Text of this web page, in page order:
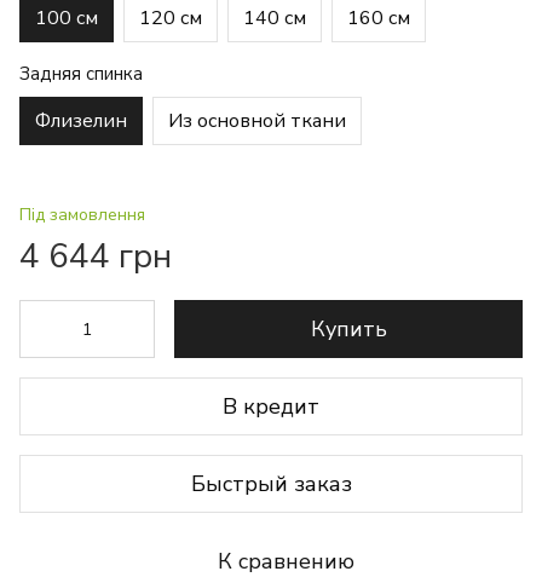
100 см 120 см 140 см 160 см
Задняя спинка
Флизелин Из основной ткани
Під замовлення
4 644 грн
Купить
В кредит
Быстрый заказ
К сравнению